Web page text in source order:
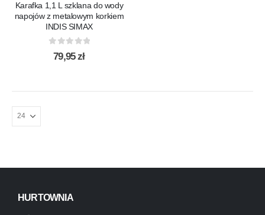
Karafka 1,1 L szklana do wody
napojów z metalowym korkiem
INDIS SIMAX
out of 5
79,95zł
HURTOWNIA